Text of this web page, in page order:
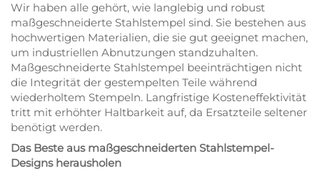
Wir haben alle gehört, wie langlebig und robust
maßgeschneiderte Stahlstempel sind. Sie bestehen aus
hochwertigen Materialien, die sie gut geeignet machen,
um industriellen Abnutzungen standzuhalten.
Maßgeschneiderte Stahlstempel beeinträchtigen nicht
die Integrität der gestempelten Teile während
wiederholtem Stempeln. Langfristige Kosteneffektivität
tritt mit erhöhter Haltbarkeit auf, da Ersatzteile seltener
benötigt werden.
Das Beste aus maßgeschneiderten Stahlstempel-
Designs herausholen